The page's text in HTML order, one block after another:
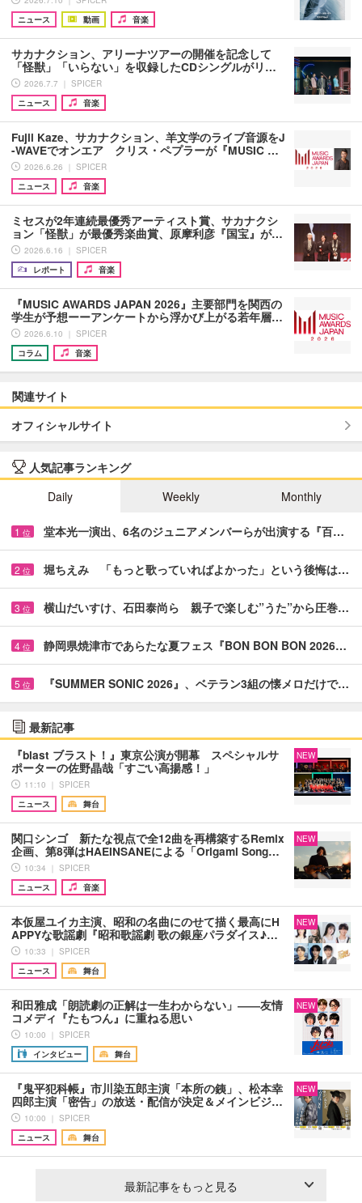
ニュース
動画 音楽
サカナクション、アリーナツアーの開催を記念して
「怪獣」「いらない」を収録したCDシングルがリ…
2026.7.7 ｜ SPICER
ニュース
音楽
Fujii Kaze、サカナクション、羊文学のライブ音源をJ
-WAVEでオンエア クリス・ペプラーが『MUSIC …
2026.6.26 ｜ SPICER
ニュース
音楽
ミセスが2年連続最優秀アーティスト賞、サカナクシ
ョン「怪獣」が最優秀楽曲賞、原摩利彦『国宝』が…
2026.6.16 ｜ SPICER
レポート
音楽
『MUSIC AWARDS JAPAN 2026』主要部門を関西の
学生が予想ーーアンケートから浮かび上がる若年層…
2026.6.10 ｜ SPICER
コラム
音楽
関連サイト
オフィシャルサイト
人気記事ランキング
Daily
Weekly Monthly
1 位 堂本光一演出、6名のジュニアメンバーらが出演する『百…
2 位 堀ちえみ 「もっと歌っていればよかった」という後悔は…
3 位 横山だいすけ、石田泰尚ら 親子で楽しむ”うた”から圧巻…
4 位 静岡県焼津市であらたな夏フェス『BON BON BON 2026…
5 位 『SUMMER SONIC 2026』、ベテラン3組の懐メロだけで…
最新記事
『blast ブラスト！』東京公演が開幕 スペシャルサ
ポーターの佐野晶哉「すごい高揚感！」
11:10 ｜ SPICER
ニュース
舞台
NEW
関口シンゴ 新たな視点で全12曲を再構築するRemix
企画、第8弾はHAEINSANEによる「Origami Song…
10:34 ｜ SPICER
ニュース
音楽
NEW
本仮屋ユイカ主演、昭和の名曲にのせて描く最高にH
APPYな歌謡劇『昭和歌謡劇 歌の銀座パラダイス♪…
10:33 ｜ SPICER
ニュース
舞台
NEW
和田雅成「朗読劇の正解は一生わからない」――友情
コメディ『たもつん』に重ねる思い
10:00 ｜ SPICER
インタビュー
舞台
NEW
『鬼平犯科帳』市川染五郎主演「本所の銕」、松本幸
四郎主演「密告」の放送・配信が決定＆メインビジ…
10:00 ｜ SPICER
ニュース
舞台
NEW
最新記事をもっと見る